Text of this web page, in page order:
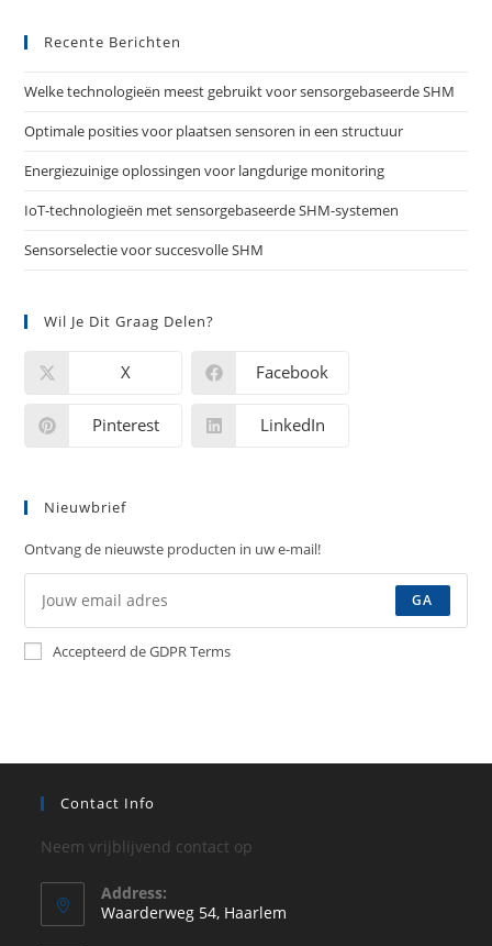
Recente Berichten
Welke technologieën meest gebruikt voor sensorgebaseerde SHM
Optimale posities voor plaatsen sensoren in een structuur
Energiezuinige oplossingen voor langdurige monitoring
IoT-technologieën met sensorgebaseerde SHM-systemen
Sensorselectie voor succesvolle SHM
Wil Je Dit Graag Delen?
X Facebook
Pinterest LinkedIn
Nieuwbrief
Ontvang de nieuwste producten in uw e-mail!
GA
Accepteerd de GDPR Terms
Contact Info
Neem vrijblijvend contact op
Address:
Waarderweg 54, Haarlem